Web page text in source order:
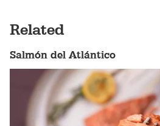
Related
Salmón del Atlántico